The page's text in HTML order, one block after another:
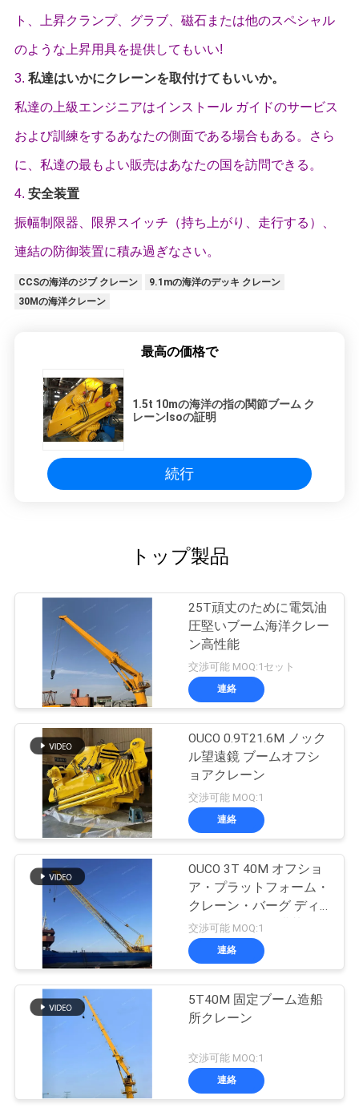
ト、上昇クランプ、グラブ、磁石または他のスペシャル
のような上昇用具を提供してもいい!
3. 私達はいかにクレーンを取付けてもいいか。
私達の上級エンジニアはインストール ガイドのサービス
および訓練をするあなたの側面である場合もある。さら
に、私達の最もよい販売はあなたの国を訪問できる。
4. 安全装置
振幅制限器、限界スイッチ（持ち上がり、走行する）、
連結の防御装置に積み過ぎなさい。
CCSの海洋のジブ クレーン
9.1mの海洋のデッキ クレーン
30Mの海洋クレーン
最高の価格で
1.5t 10mの海洋の指の関節ブーム ク
レーンIsoの証明
続行
トップ製品
25T頑丈のために電気油
圧堅いブーム海洋クレー
ン高性能
交渉可能 MOQ:1セット
連絡
OUCO 0.9T21.6M ノック
ル望遠鏡 ブームオフシ
ョアクレーン
交渉可能 MOQ:1
連絡
OUCO 3T 40M オフショ
ア・プラットフォーム・
クレーン・バーグ ディ
ーゼルエンジン搭載
交渉可能 MOQ:1
連絡
5T40M 固定ブーム造船
所クレーン
交渉可能 MOQ:1
連絡